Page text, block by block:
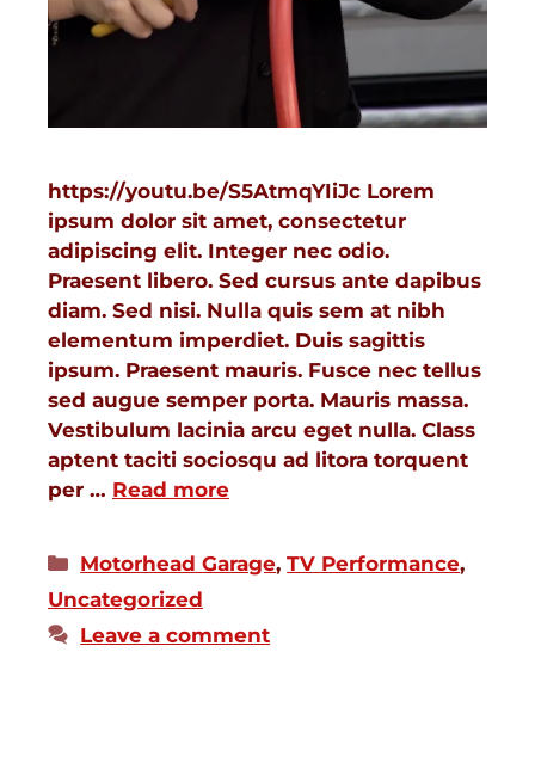
https://youtu.be/S5AtmqYIiJc Lorem
ipsum dolor sit amet, consectetur
adipiscing elit. Integer nec odio.
Praesent libero. Sed cursus ante dapibus
diam. Sed nisi. Nulla quis sem at nibh
elementum imperdiet. Duis sagittis
ipsum. Praesent mauris. Fusce nec tellus
sed augue semper porta. Mauris massa.
Vestibulum lacinia arcu eget nulla. Class
aptent taciti sociosqu ad litora torquent
per … Read more
Motorhead Garage,TV Performance,
Uncategorized
Leave a comment